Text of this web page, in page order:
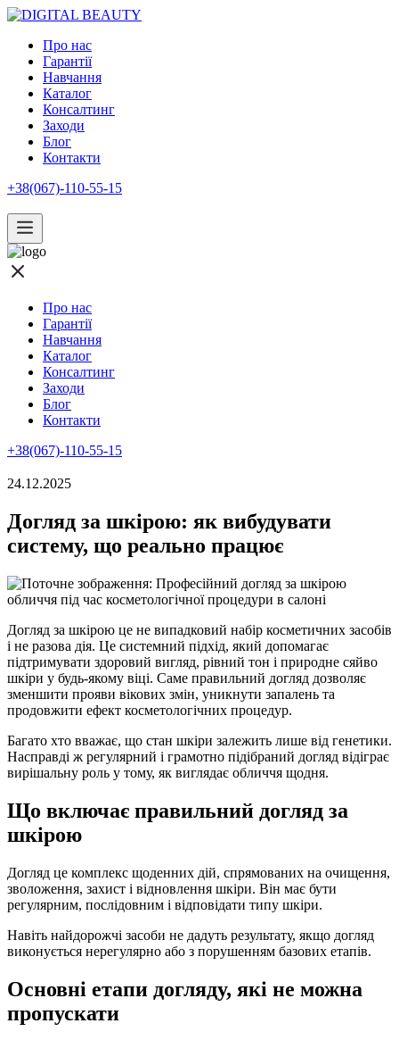
Про нас
Гарантії
Навчання
Каталог
Консалтинг
Заходи
Блог
Контакти
+38(067)-110-55-15
Про нас
Гарантії
Навчання
Каталог
Консалтинг
Заходи
Блог
Контакти
+38(067)-110-55-15
24.12.2025
Догляд за шкірою: як вибудувати
систему, що реально працює
Догляд за шкірою це не випадковий набір косметичних засобів
і не разова дія. Це системний підхід, який допомагає
підтримувати здоровий вигляд, рівний тон і природне сяйво
шкіри у будь-якому віці. Саме правильний догляд дозволяє
зменшити прояви вікових змін, уникнути запалень та
продовжити ефект косметологічних процедур.
Багато хто вважає, що стан шкіри залежить лише від генетики.
Насправді ж регулярний і грамотно підібраний догляд відіграє
вирішальну роль у тому, як виглядає обличчя щодня.
Що включає правильний догляд за
шкірою
Догляд це комплекс щоденних дій, спрямованих на очищення,
зволоження, захист і відновлення шкіри. Він має бути
регулярним, послідовним і відповідати типу шкіри.
Навіть найдорожчі засоби не дадуть результату, якщо догляд
виконується нерегулярно або з порушенням базових етапів.
Основні етапи догляду, які не можна
пропускати